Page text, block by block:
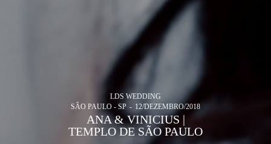
LDS WEDDING
SÃO PAULO - SP
12/DEZEMBRO/2018
ANA & VINICIUS |
TEMPLO DE SÃO PAULO